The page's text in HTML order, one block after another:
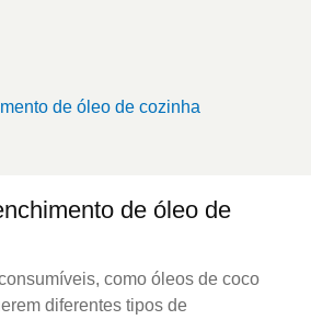
de óleo de cozinha
de óleo de
como óleos de coco
diferentes tipos de